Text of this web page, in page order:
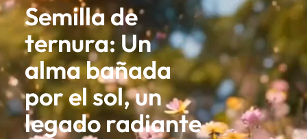
Semilla de
ternura: Un
alma bañada
por el sol, un
legado radiante